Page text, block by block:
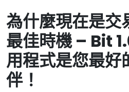
為什麼現在是交
最佳時機 – Bit
用程式是您最好
伴！